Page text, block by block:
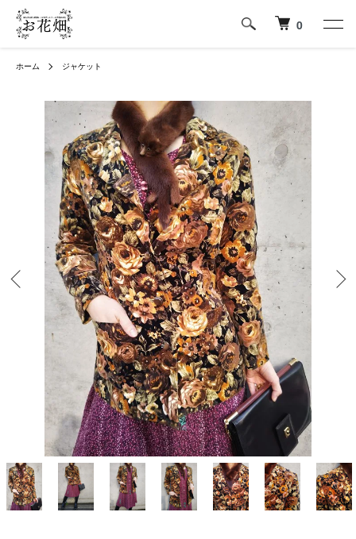
0
ホーム ジャケット